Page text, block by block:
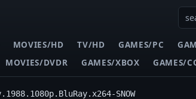
MOVIES/HD TV/HD GAMES/PC
MOVIES/DVDR GAMES/XBOX GAMES/
SNOW